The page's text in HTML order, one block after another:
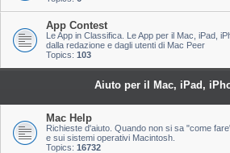
App Contest
Le App in Classifica. Le App per il Mac, iPad,
dalla redazione e dagli utenti di Mac Peer
Topics: 103
Aiuto per il Mac, iPad,
Mac Help
Richieste d'aiuto. Quando non si sa "come
e sui sistemi operativi Macintosh.
Topics: 16732